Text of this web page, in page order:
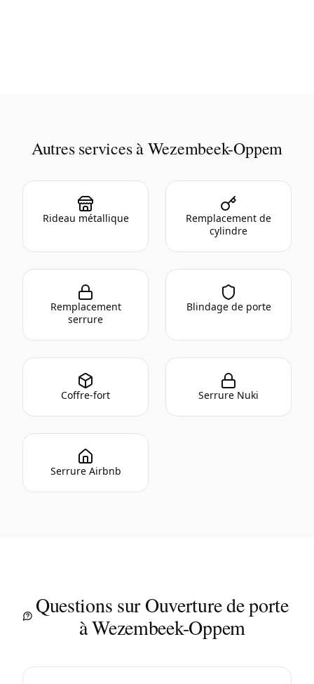
Autres services à Wezembeek-Oppem
Rideau métallique
Remplacement de
cylindre
Remplacement
serrure
Blindage de porte
Coffre-fort Serrure Nuki
Serrure Airbnb
Questions sur Ouverture de porte
à Wezembeek-Oppem